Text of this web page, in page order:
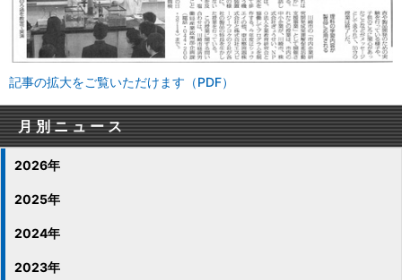
記事の拡大をご覧いただけます（PDF）
月別ニュース
2026年
2025年
2024年
2023年